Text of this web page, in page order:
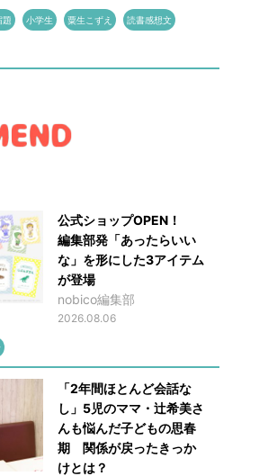
題 小学生 粟生こずえ 読書感想文
公式ショップOPEN！
編集部発「あったらいい
な」を形にした3アイテム
が登場
nobico編集部
2026.08.06
「2年間ほとんど会話な
し」5児のママ・辻希美さ
んも悩んだ子どもの思春
期 関係が戻ったきっか
けとは？